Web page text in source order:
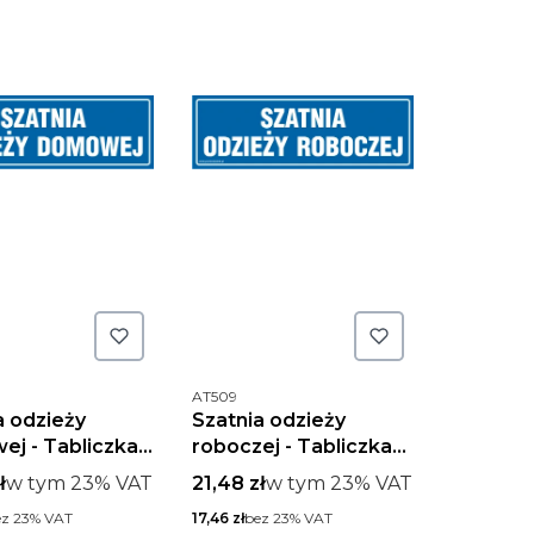
odzieży
- Tabliczka
w tym %s VAT
w tym 23% VAT
23% VAT
Kod produktu
AT509
Szatnia odzieży
roboczej - Tabliczka
informacyjna
Cena brutto
21,48 złw tym %s VAT
w tym 23% VAT
Cena netto
17,46 złbez 23% VAT